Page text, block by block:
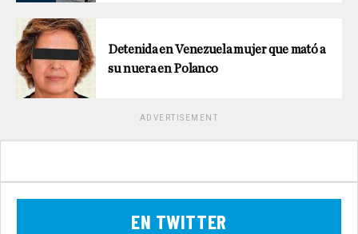
Detenida en Venezuela mujer que mató a
su nuera en Polanco
ADVERTISEMENT
EN TWITTER